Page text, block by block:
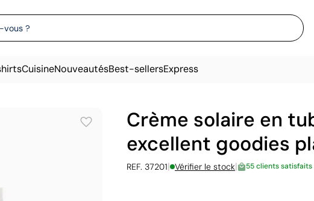
CuisineNouveautésBest-sellersExpress
Crème solaire en
excellent goodies
REF. 37201| Vérifier le stock| 55 clients satisfaits